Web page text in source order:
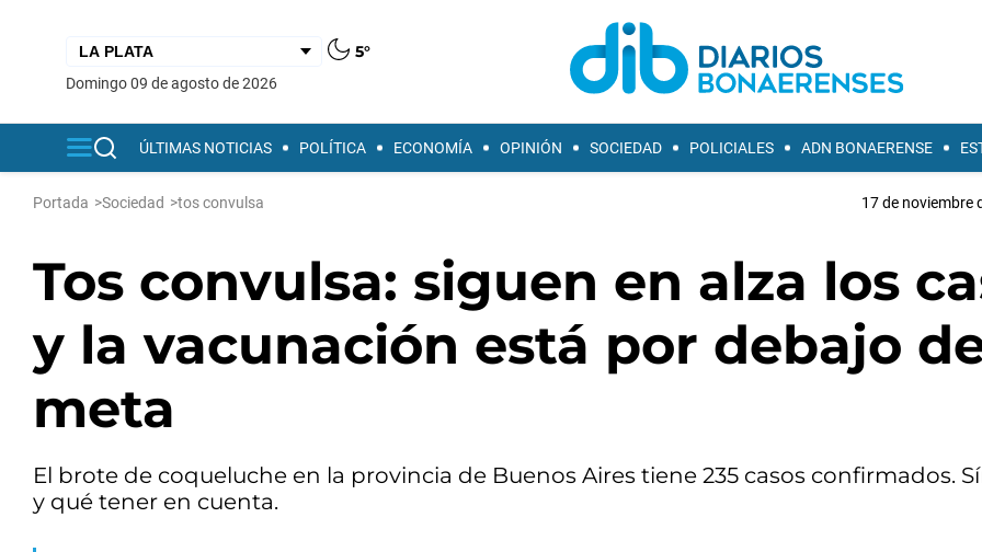
5°
domingo 09 de agosto de 2026
ÚLTIMAS NOTICIAS POLÍTICA ECONOMÍA OPINIÓN SOCIEDAD POLICIALES ADN BONAERENSE
Portada >Sociedad >tos convulsa 17 de noviembre
Tos convulsa: siguen en alza los
y la vacunación está por debajo
meta
El brote de coqueluche en la provincia de Buenos Aires tiene 235 casos confirmados.
y qué tener en cuenta.